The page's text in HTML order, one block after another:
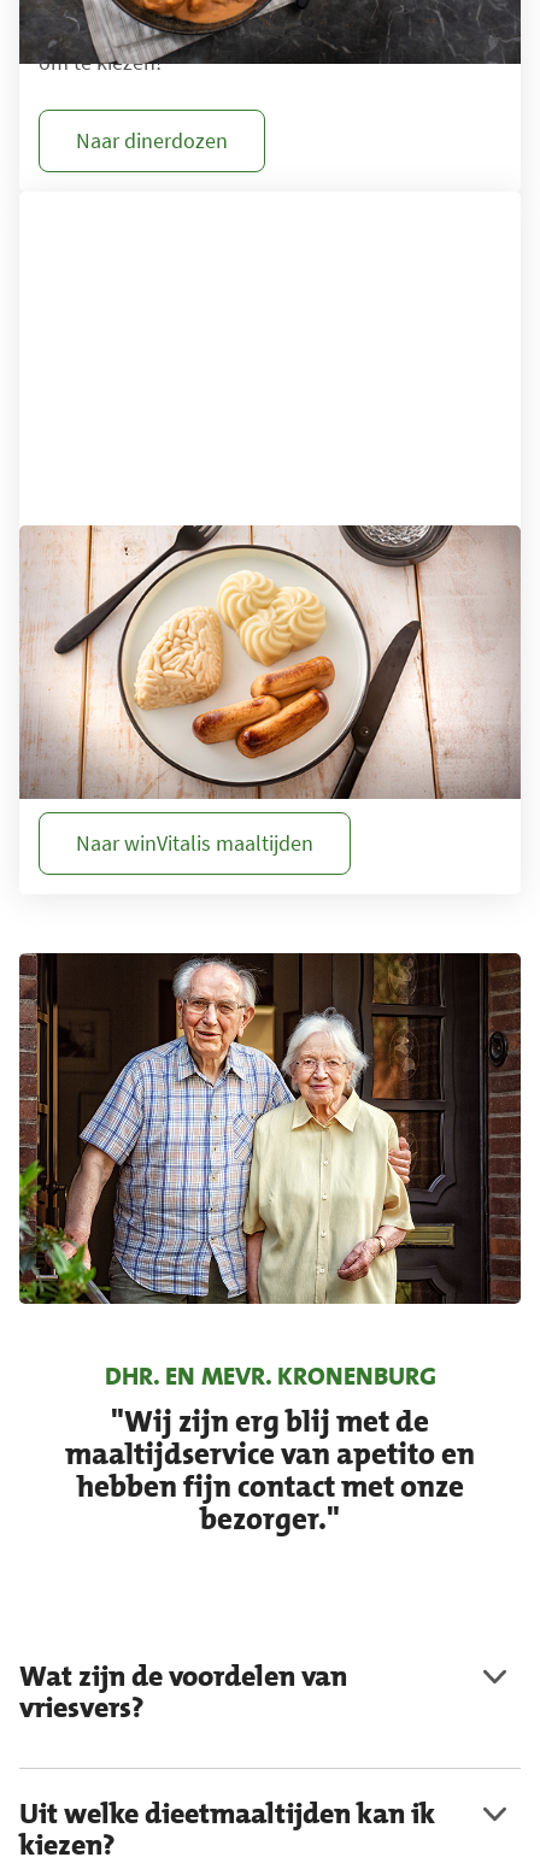
wanneer u snel wilt bestellen, of het lastig vindt
om te kiezen!
Naar dinerdozen
winVitalis
Laat eten weer smaken!
Heeft u te maken met kauw- en slikproblemen? Laat
uzelf weer genieten van eten met de maaltijd uit ons
winVitalis assortiment. Ons assortiment bevat
maaltijden op IDDSI-niveau 4, 5 en 6.
Naar winVitalis maaltijden
"Wij zijn erg blij met de
maaltijdservice van apetito en
hebben fijn contact met onze
bezorger."
DHR. EN MEVR. KRONENBURG
Wat zijn de voordelen van
vriesvers?
Uit welke dieetmaaltijden kan ik
kiezen?